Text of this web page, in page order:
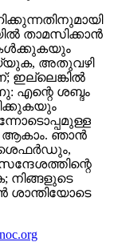
താമസിക്കാൻ
അതുവഴി
ഇല്ലെങ്കിൽ
എന്റെ ശബ്ദം
ആകാം. ഞാന്‍
ശെഫർഡും,
നിങ്ങളുടെ
ശാന്തിയോടെ